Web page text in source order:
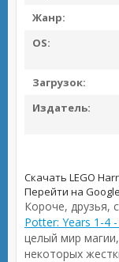
Жанр:
OS:
Загрузок:
Издатель:
Скачать LEGO
Перейти на
Короче, друзья,
Potter: Years 1-
целый мир
некоторых